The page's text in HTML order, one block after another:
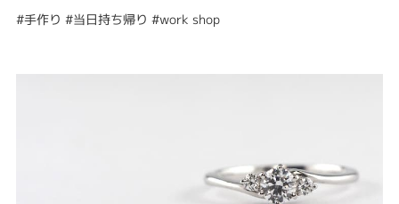
#手作り #当日持ち帰り #work shop